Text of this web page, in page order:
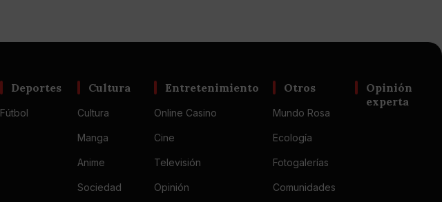
Deportes
Fútbol
Cultura
Cultura
Manga
Anime
Sociedad
Entretenimiento
Online Casino
Cine
Televisión
Opinión
Otros
Mundo Rosa
Ecología
Fotogalerías
Comunidades
Opinión
experta